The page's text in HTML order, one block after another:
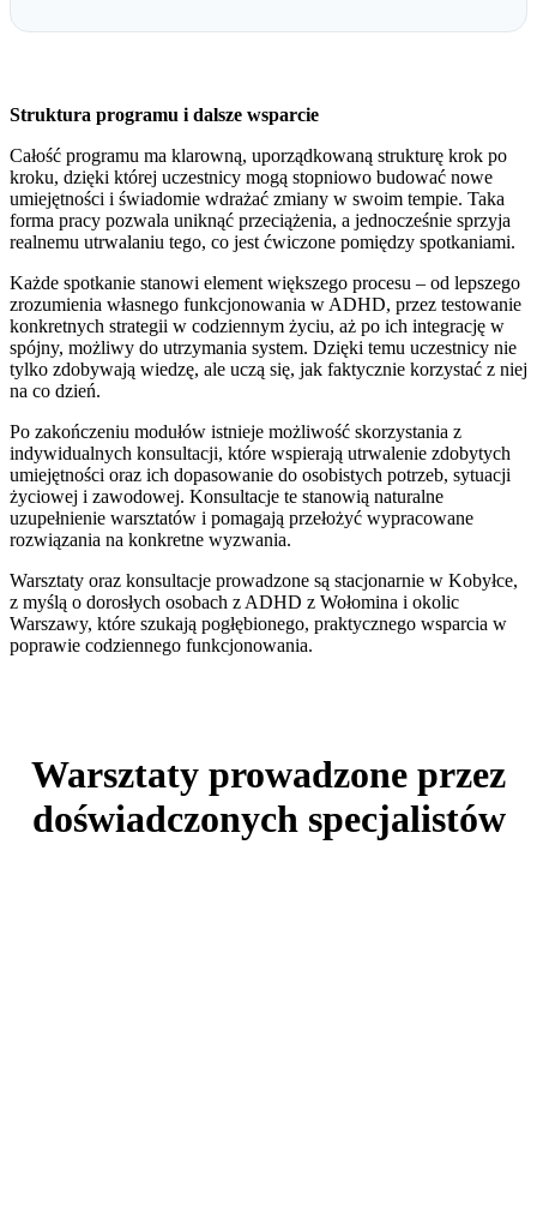
Struktura programu i dalsze wsparcie
Całość programu ma klarowną, uporządkowaną strukturę krok po
kroku, dzięki której uczestnicy mogą stopniowo budować nowe
umiejętności i świadomie wdrażać zmiany w swoim tempie. Taka
forma pracy pozwala uniknąć przeciążenia, a jednocześnie sprzyja
realnemu utrwalaniu tego, co jest ćwiczone pomiędzy spotkaniami.
Każde spotkanie stanowi element większego procesu – od lepszego
zrozumienia własnego funkcjonowania w ADHD, przez testowanie
konkretnych strategii w codziennym życiu, aż po ich integrację w
spójny, możliwy do utrzymania system. Dzięki temu uczestnicy nie
tylko zdobywają wiedzę, ale uczą się, jak faktycznie korzystać z niej
na co dzień.
Po zakończeniu modułów istnieje możliwość skorzystania z
indywidualnych konsultacji, które wspierają utrwalenie zdobytych
umiejętności oraz ich dopasowanie do osobistych potrzeb, sytuacji
życiowej i zawodowej. Konsultacje te stanowią naturalne
uzupełnienie warsztatów i pomagają przełożyć wypracowane
rozwiązania na konkretne wyzwania.
Warsztaty oraz konsultacje prowadzone są stacjonarnie w Kobyłce,
z myślą o dorosłych osobach z ADHD z Wołomina i okolic
Warszawy, które szukają pogłębionego, praktycznego wsparcia w
poprawie codziennego funkcjonowania.
Warsztaty prowadzone przez
doświadczonych specjalistów